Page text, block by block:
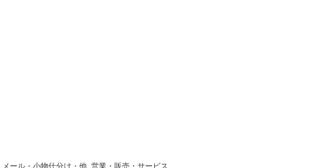
メール・小物仕分け・他 営業・販売・サービス